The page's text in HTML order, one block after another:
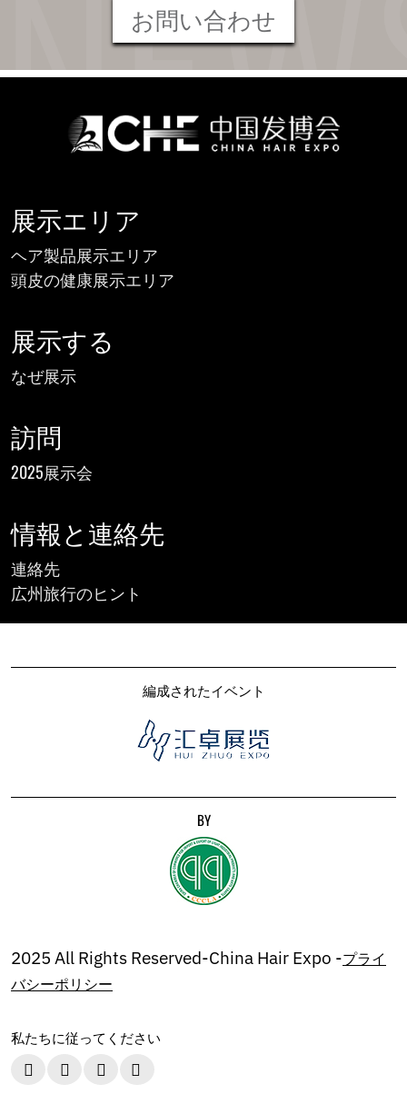
お問い合わせ
展示エリア
ヘア製品展示エリア
頭皮の健康展示エリア
展示する
なぜ展示
訪問
2025展示会
情報と連絡先
連絡先
広州旅行のヒント
編成されたイベント
BY
2025 All Rights Reserved-China Hair Expo -プライ
バシーポリシー
私たちに従ってください
   